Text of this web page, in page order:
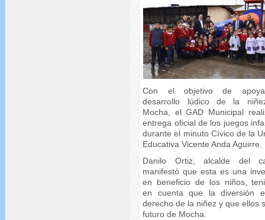
Con el objetivo de
desarrollo lúdico de la
Mocha, el GAD Municipal
entrega oficial de los juegos
durante el minuto Cívico de la
Educativa Vicente Anda Aguirre.
Danilo Ortiz, alcalde del
manifestó que esta es una
en beneficio de los niños,
en cuenta que la diversión
derecho de la niñez y que ellos
futuro de Mocha.